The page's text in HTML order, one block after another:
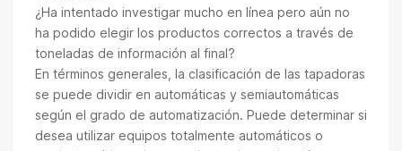
¿Ha intentado investigar mucho en línea pero aún no
ha podido elegir los productos correctos a través de
toneladas de información al final?
En términos generales, la clasificación de las tapadoras
se puede dividir en automáticas y semiautomáticas
según el grado de automatización. Puede determinar si
desea utilizar equipos totalmente automáticos o